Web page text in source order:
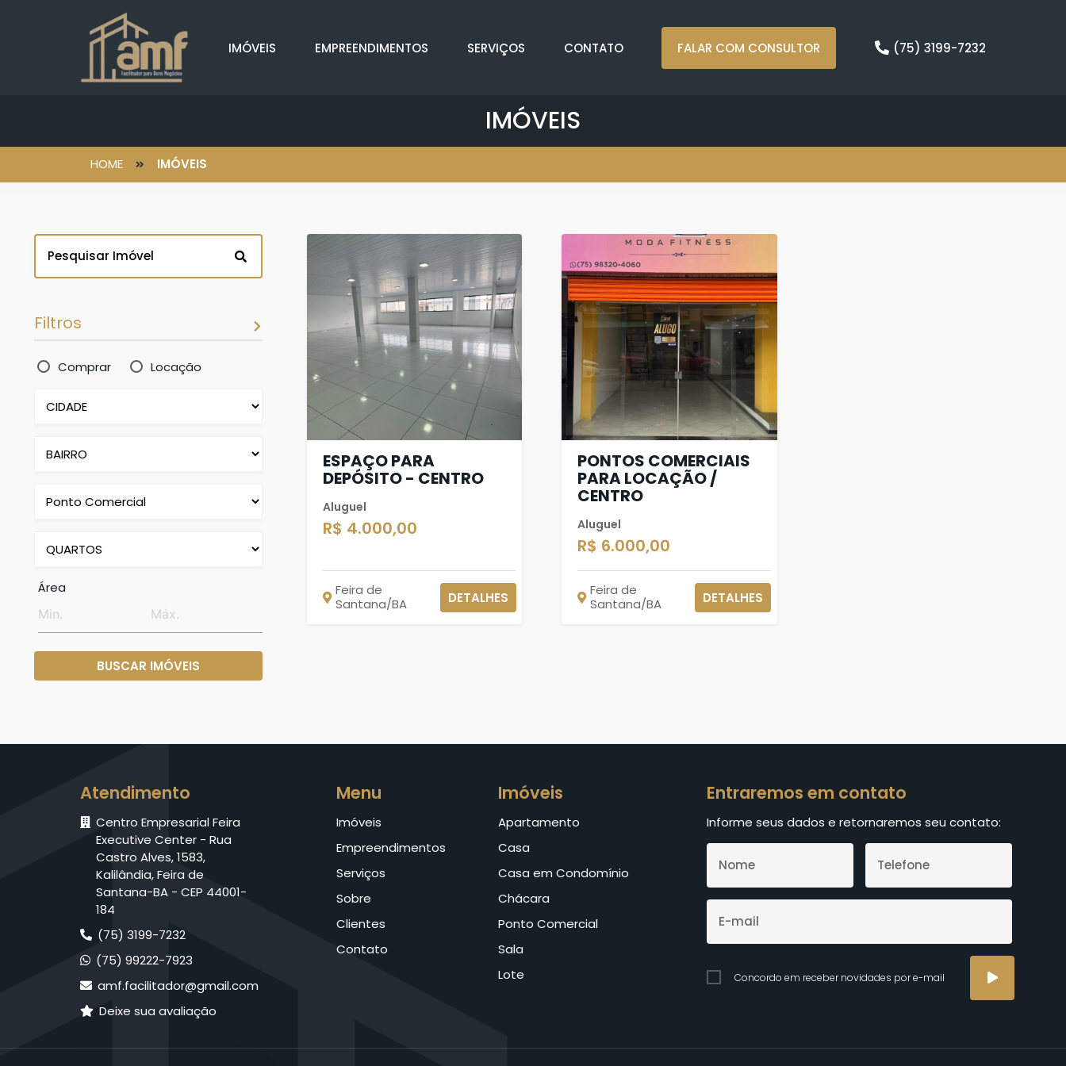
IMÓVEIS EMPREENDIMENTOS SERVIÇOS CONTATO FALAR COM CONSULTOR (75) 3199-7232
IMÓVEIS
HOME IMÓVEIS
Filtros
Comprar Locação
Área
BUSCAR IMÓVEIS
ESPAÇO PARA
DEPÓSITO - CENTRO
Aluguel
R$ 4.000,00
Feira de
Santana/BA
DETALHES
PONTOS COMERCIAIS
PARA LOCAÇÃO /
CENTRO
Aluguel
R$ 6.000,00
Feira de
Santana/BA
DETALHES
Atendimento
Centro Empresarial Feira
Executive Center - Rua
Castro Alves, 1583,
Kalilândia, Feira de
Santana-BA - CEP 44001-
184
(75) 3199-7232
(75) 99222-7923
amf.facilitador@gmail.com
Deixe sua avaliação
Menu
Imóveis
Empreendimentos
Serviços
Sobre
Clientes
Contato
Imóveis
Apartamento
Casa
Casa em Condomínio
Chácara
Ponto Comercial
Sala
Lote
Entraremos em contato
Informe seus dados e retornaremos seu contato:
Concordo em receber novidades por e-mail